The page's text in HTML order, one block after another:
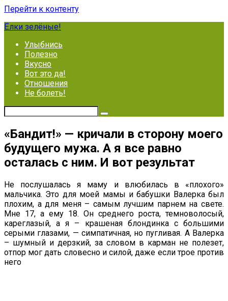
Перейти к контенту
Ёлки зелёные!
Улыбнись
Полезно
Вкусно
Вот это да!
Отношения
Не болеть!
«Бандит!» — кричали в сторону моего
будущего мужа. А я все равно
осталась с ним. И вот результат
Не послушалась я маму и влюбилась в «плохого»
мальчика. Это для моей мамы и бабушки Валерка был
плохим, а для меня – самым лучшим парнем на свете.
Мне 17, а ему 18. Он среднего роста, темноволосый,
кареглазый, а я – крашеная блондинка с большими
серыми глазами, — симпатичная, но пугливая. А Валерка
– шумный и дерзкий, за словом в карман не полезет,
отпор мог дать словесно и силой, даже если трое против
него